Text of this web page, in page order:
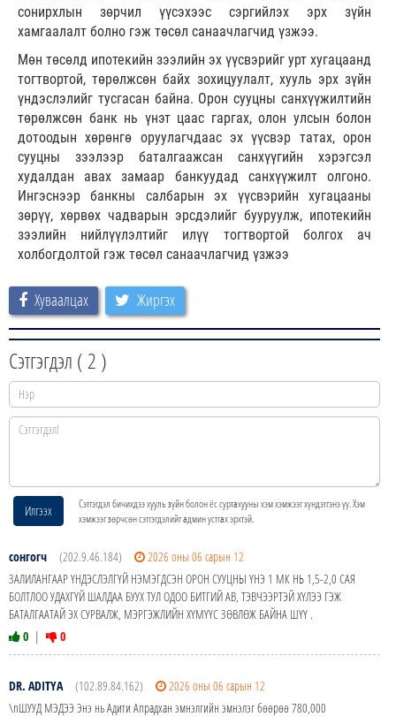
сонирхлын зөрчил үүсэхээс сэргийлэх эрх зүйн
хамгаалалт болно гэж төсөл санаачлагчид үзжээ.
Мөн төсөлд ипотекийн зээлийн эх үүсвэрийг урт хугацаанд
тогтвортой, төрөлжсөн байх зохицуулалт, хууль эрх зүйн
үндэслэлийг тусгасан байна. Орон сууцны санхүүжилтийн
төрөлжсөн банк нь үнэт цаас гаргах, олон улсын болон
дотоодын хөрөнгө оруулагчдаас эх үүсвэр татах, орон
сууцны зээлээр баталгаажсан санхүүгийн хэрэгсэл
худалдан авах замаар банкуудад санхүүжилт олгоно.
Ингэснээр банкны салбарын эх үүсвэрийн хугацааны
зөрүү, хөрвөх чадварын эрсдэлийг бууруулж, ипотекийн
зээлийн нийлүүлэлтийг илүү тогтвортой болгох ач
холбогдолтой гэж төсөл санаачлагчид үзжээ
Хуваалцах Жиргэх
Сэтгэгдэл (2 )
Илгээх
Сэтгэгдэл бичихдээ хууль зүйн болон ёс суртахууны хэм хэмжээг хүндэтгэнэ үү. Хэм
хэмжээг зөрчсөн сэтгэгдэлийг админ устгах эрхтэй.
сонгогч (202.9.46.184)
2026 оны 06 сарын 12
ЗАЛИЛАНГААР ҮНДЭСЛЭЛГҮЙ НЭМЭГДСЭН ОРОН СУУЦНЫ ҮНЭ 1 МК НЬ 1,5-2,0 САЯ
БОЛТЛОО УДАХГҮЙ ШАЛДАА БУУХ ТУЛ ОДОО БИТГИЙ АВ, ТЭВЧЭЭРТЭЙ ХҮЛЭЭ ГЭЖ
БАТАЛГААТАЙ ЭХ СУРВАЛЖ, МЭРГЭЖЛИЙН ХҮМҮҮС ЗӨВЛӨЖ БАЙНА ШҮҮ .
0 | 0
DR. ADITYA (102.89.84.162)
2026 оны 06 сарын 12
\nШУУД МЭДЭЭ Энэ нь Адити Апрадхан эмнэлгийн эмнэлэг бөөрөө 780,000